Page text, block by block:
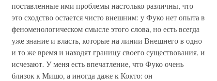
поставленные ими проблемы настолько различны, что
это сходство остается чисто внешним: у Фуко нет опыта в
феноменологическом смысле этого слова, но есть всегда
уже знание и власть, которые на линии Внешнего в одно
и то же время и находят границу своего существования, и
исчезают. У меня есть впечатление, что Фуко очень
близок к Мишо, а иногда даже к Кокто: он